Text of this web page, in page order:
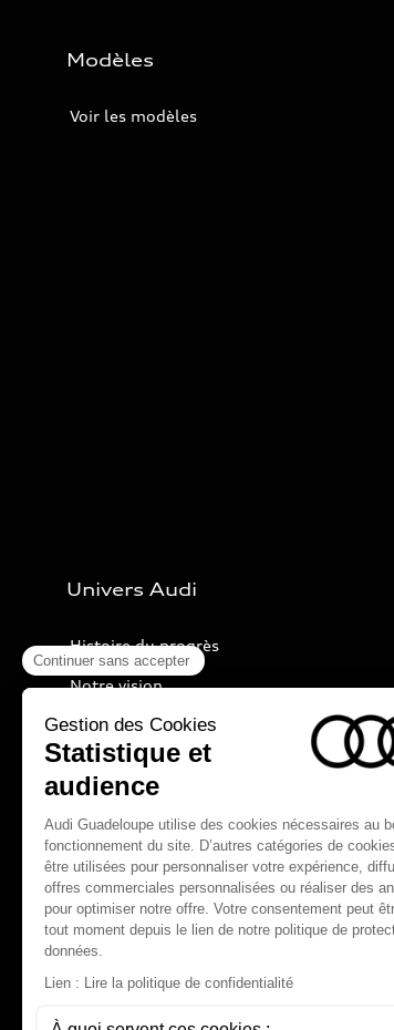
Modèles
Voir les modèles
Univers Audi
Histoire du progrès
Notre vision
Audi Sport
Nos technologies
Programme culturel Audi talents
Espace actualités Audi